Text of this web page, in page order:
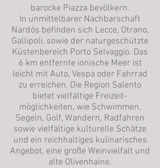
barocke Piazza bevölkern.
In unmittelbarer Nachbarschaft
Nardós befinden sich Lecce, Otrano,
Gallipoli, sowie der naturgeschützte
Küstenbereich Porto Selvaggio. Das
6 km entfernte ionische Meer ist
leicht mit Auto, Vespa oder Fahrrad
zu erreichen. Die Region Salento
bietet vielfältige Freizeit-
möglichkeiten, wie Schwimmen,
Segeln, Golf, Wandern, Radfahren
sowie vielfältige kulturelle Schätze
und ein reichhaltiges kulinarisches
Angebot, eine große Weinvielfalt und
alte Olivenhaine.